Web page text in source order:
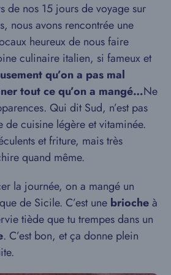
de nos 15 jours de voyage sur
nous avons rencontrée une
heureux de nous faire
culinaire italien, si fameux et
qu’on a pas mal
tout ce qu’on a mangé…Ne
Qui dit Sud, n’est pas
de cuisine légère et vitaminée.
et friture, mais très
quand même.
la journée, on a mangé un
de Sicile. C’est une briocheà
tiède que tu trempes dans un
. C’est bon, et ça donne plein